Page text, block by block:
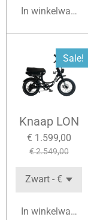
In winkelwagen
Sale!
Knaap LON
€ 1.599,00
€ 2.549,00
In winkelwagen